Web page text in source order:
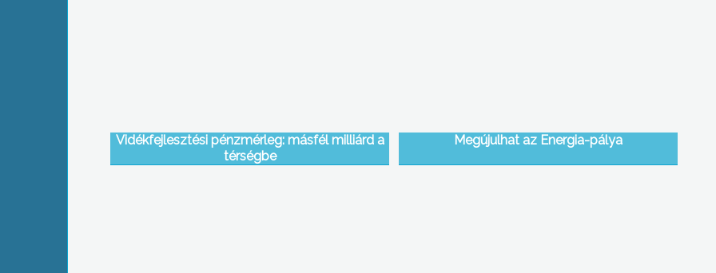
Vidékfejlesztési pénzmérleg: másfél milliárd a
térségbe
Megújulhat az Energia-pálya